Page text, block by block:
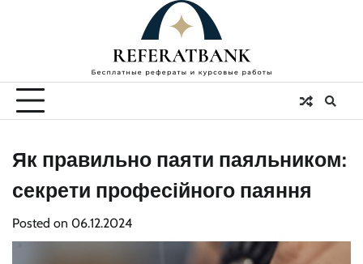
Як правильно паяти паяльником:
секрети професійного паяння
Posted on 06.12.2024